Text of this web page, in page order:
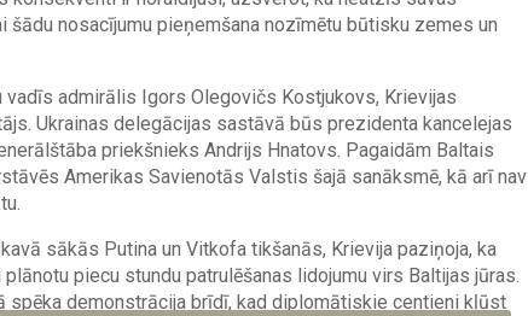
šādu nosacījumu pieņemšana nozīmētu būtisku zemes un
admirālis Igors Olegovičs Kostjukovs, Krievijas
Ukrainas delegācijas sastāvā būs prezidenta kancelejas
priekšnieks Andrijs Hnatovs. Pagaidām Baltais
Amerikas Savienotās Valstis šajā sanāksmē, kā arī nav
sākās Putina un Vitkofa tikšanās, Krievija paziņoja, ka
piecu stundu patrulēšanas lidojumu virs Baltijas jūras.
demonstrācija brīdī, kad diplomātiskie centieni kļūst